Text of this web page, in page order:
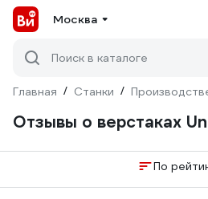
Москва
Поиск в каталоге
Главная / Станки /
Отзывы о верстаках
По